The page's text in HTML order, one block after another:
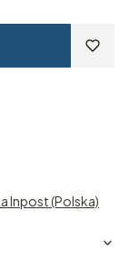
Inpost (Polska)